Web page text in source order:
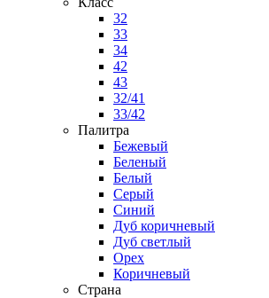
32
33
34
42
43
32/41
33/42
Палитра
Бежевый
Беленый
Белый
Серый
Синий
Дуб коричневый
Дуб светлый
Орех
Коричневый
Страна